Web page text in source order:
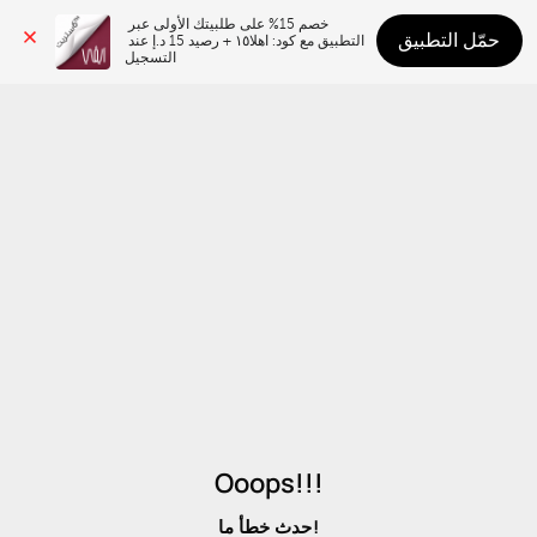
التسجيل
حمّل التطبيق
Ooops!!!
حدث خطأ ما!